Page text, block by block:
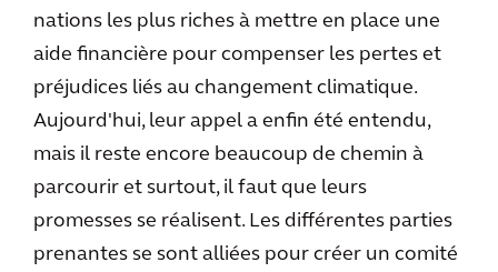
nations les plus riches à mettre en place une
aide financière pour compenser les pertes et
préjudices liés au changement climatique.
Aujourd'hui, leur appel a enfin été entendu,
mais il reste encore beaucoup de chemin à
parcourir et surtout, il faut que leurs
promesses se réalisent. Les différentes parties
prenantes se sont alliées pour créer un comité